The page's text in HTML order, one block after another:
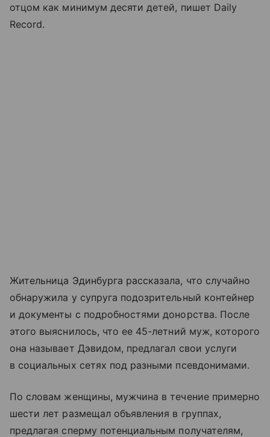
отцом как минимум десяти детей, пишет Daily
Record.
Жительница Эдинбурга рассказала, что случайно
обнаружила у супруга подозрительный контейнер
и документы с подробностями донорства. После
этого выяснилось, что ее 45-летний муж, которого
она называет Дэвидом, предлагал свои услуги
в социальных сетях под разными псевдонимами.
По словам женщины, мужчина в течение примерно
шести лет размещал объявления в группах,
предлагая сперму потенциальным получателям,